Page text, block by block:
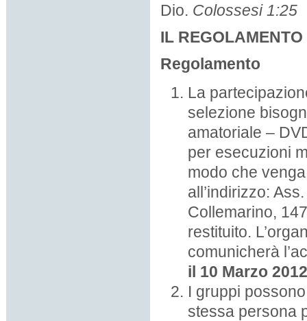
Dio. Colossesi 1:25
IL REGOLAMENTO
Regolamento
La
selezione
amatoriale –
per esecuzioni
modo che
all’indirizzo:
Collemarino,
restituito.
comunicherà
il 10 Marzo 2012
I gruppi
stessa persona